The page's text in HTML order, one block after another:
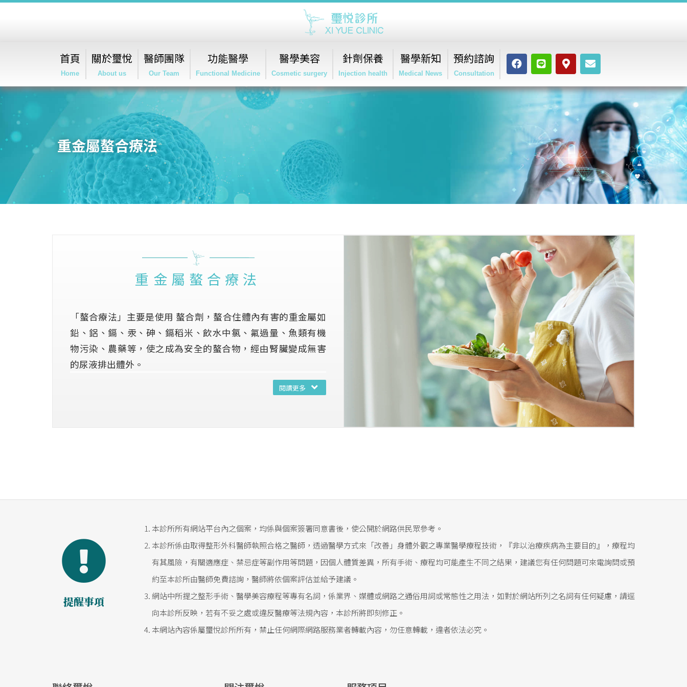
首頁
Home
關於璽悅
About us
醫師團隊
Our Team
功能醫學
Functional Medicine
醫學美容
Cosmetic surgery
針劑保養
Injection health
醫學新知
Medical News
預約諮詢
Consultation
重金屬螯合療法
重金屬螯合療法
「螯合療法」主要是使用 螯合劑，螯合住體內有害的重金屬如
鉛、鋁、鎘、汞、砷、鎘稻米、飲水中氯、氟過量、魚類有機
物污染、農藥等，使之成為安全的螯合物，經由腎臟變成無害
的尿液排出體外。
早在四○年代，醫學界已研究出用「螯合排毒療法」醫治重金
屬中毒的病人。從五○年代開始，有些醫生察覺到病人在接受
代環境污染所造成使體內原有的幹細胞在補充充足的營養素之
後，回復再生能力，讓組織、器官恢復正常。
因為補充的原料足夠，所以讓身體回復健康的狀態就更有效
率。
螯合療法還可以移除體內不正常存在的營養性金屬離子，有效
改善新陳代謝與循環系統的功能。
心血管疾病也就是動脈粥狀硬化症狀，是由於體內吸收與累積
過多有害、過量或異位的重金屬毒素而導致。
這些都是有用的金屬離子濃度過高所產生的疾病，此時也需要
閱讀更多
提醒事項
本診所所有網站平台內之個案，均係與個案簽署同意書後，使公開於網路供民眾參考。
本診所係由取得整形外科醫師執照合格之醫師，透過醫學方式來「改善」身體外觀之專業醫學療程技術，『非以治療疾病為主要目的』，療程均
有其風險，有關適應症、禁忌症等副作用等問題，因個人體質差異，所有手術、療程均可能產生不同之結果，建議您有任何問題可來電詢問或預
約至本診所由醫師免費諮詢，醫師將依個案評估並給予建議。
網站中所提之整形手術、醫學美容療程等專有名詞，係業界、媒體或網路之通俗用詞或常態性之用法，如對於網站所列之名詞有任何疑慮，請逕
向本診所反映，若有不妥之處或違反醫療等法規內容，本診所將即刻修正。
本網站內容係屬璽悅診所所有，禁止任何網際網路服務業者轉載內容，勿任意轉載，違者依法必究。